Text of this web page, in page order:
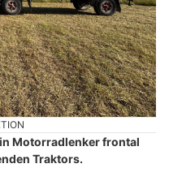
Motorradlenker frontal
Traktors.